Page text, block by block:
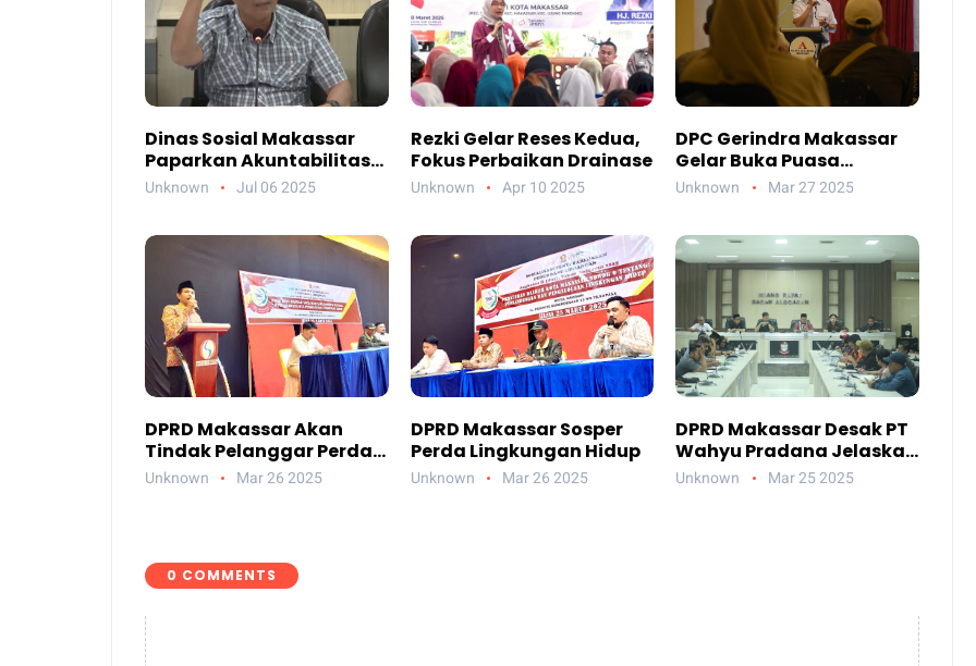
Dinas Sosial Makassar
Paparkan Akuntabilitas
Anggaran 2024
Unknown Jul 06 2025
Rezki Gelar Reses Kedua,
Fokus Perbaikan Drainase
Unknown Apr 10 2025
DPC Gerindra Makassar
Gelar Buka Puasa
Bersama di Grand Asia
Unknown Mar 27 2025
DPRD Makassar Akan
Tindak Pelanggar Perda
Lingkungan Hidup
Unknown Mar 26 2025
DPRD Makassar Sosper
Perda Lingkungan Hidup
Unknown Mar 26 2025
DPRD Makassar Desak PT
Wahyu Pradana Jelaskan
PHK Massal di
Unknown Mar 25 2025
0 COMMENTS